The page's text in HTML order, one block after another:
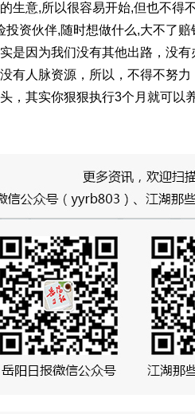
生意,所以很容易开始,但也不得
资伙伴,随时想做什么,大不了赔
是因为我们没有其他出路，没
有人脉资源，所以，不得不努
，其实你狠狠执行3个月就可以